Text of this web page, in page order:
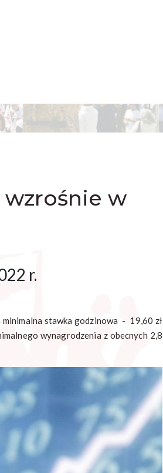
w
r.
minimalna stawka godzinowa - 19,60 zł
wynagrodzenia z obecnych 2,8